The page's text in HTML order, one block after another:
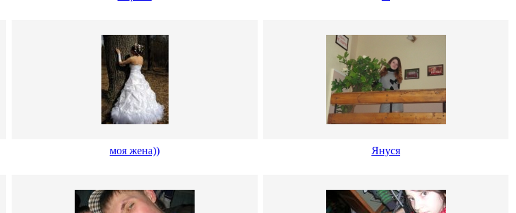
моя жена)) Януся